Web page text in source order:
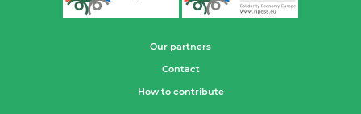
Our partners
Contact
How to contribute